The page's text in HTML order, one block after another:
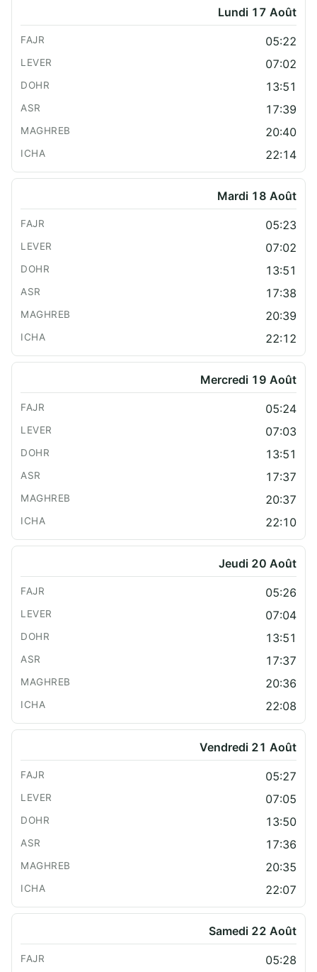
Lundi 17 Août
05:22
07:02
13:51
17:39
20:40
22:14
Mardi 18 Août
05:23
07:02
13:51
17:38
20:39
22:12
Mercredi 19 Août
05:24
07:03
13:51
17:37
20:37
22:10
Jeudi 20 Août
05:26
07:04
13:51
17:37
20:36
22:08
Vendredi 21 Août
05:27
07:05
13:50
17:36
20:35
22:07
Samedi 22 Août
05:28